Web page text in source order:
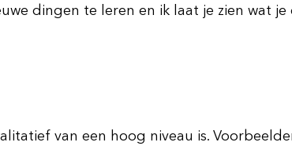
dingen te leren en ik laat je zien wat
van een hoog niveau is.